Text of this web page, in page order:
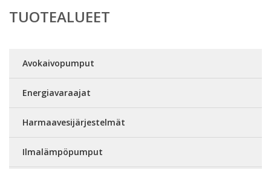
TUOTEALUEET
Avokaivopumput
Energiavaraajat
Harmaavesijärjestelmät
Ilmalämpöpumput